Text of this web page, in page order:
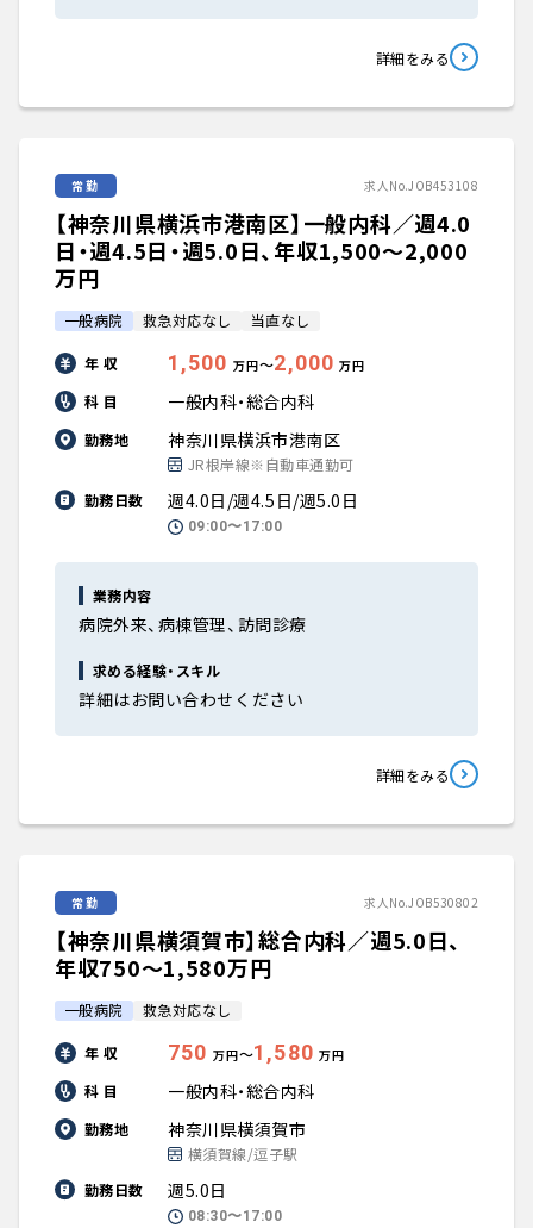
詳細をみる
常勤 求人No.JOB453108
【神奈川県横浜市港南区】一般内科／週4.0
日・週4.5日・週5.0日、年収1,500〜2,000
万円
一般病院 救急対応なし 当直なし
年 収 1,500 万円〜2,000 万円
科 目 一般内科・総合内科
勤務地 神奈川県横浜市港南区
JR根岸線※自動車通勤可
勤務日数
週4.0日/週4.5日/週5.0日
09:00〜17:00
業務内容
病院外来、病棟管理、訪問診療
求める経験・スキル
詳細はお問い合わせください
詳細をみる
常勤 求人No.JOB530802
【神奈川県横須賀市】総合内科／週5.0日、
年収750〜1,580万円
一般病院 救急対応なし
年 収 750 万円〜1,580 万円
科 目 一般内科・総合内科
勤務地 神奈川県横須賀市
横須賀線/逗子駅
勤務日数
週5.0日
08:30〜17:00